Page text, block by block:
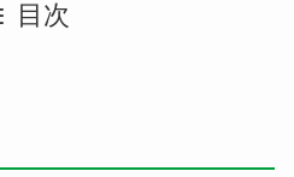
目次